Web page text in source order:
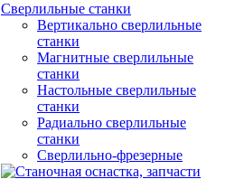
Сверлильные станки
Вертикально сверлильные
станки
Магнитные сверлильные
станки
Настольные сверлильные
станки
Радиально сверлильные
станки
Сверлильно-фрезерные